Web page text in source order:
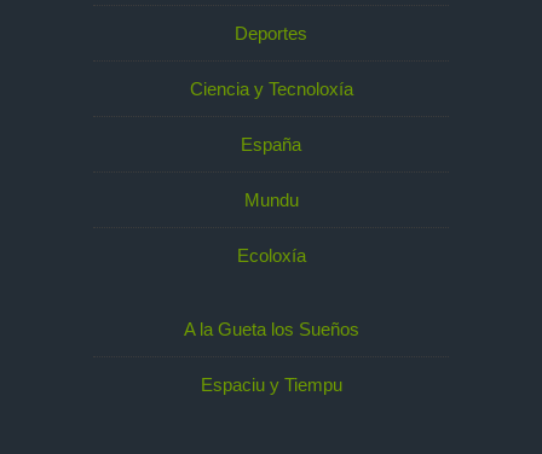
Deportes
Ciencia y Tecnoloxía
España
Mundu
Ecoloxía
A la Gueta los Sueños
Espaciu y Tiempu